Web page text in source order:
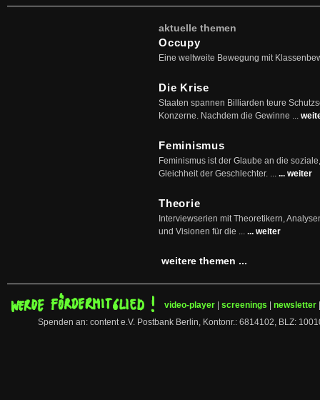
aktuelle themen
Occupy
Eine weltweite Bewegung mit
Die Krise
Staaten spannen Billiarden teure
Konzerne. Nachdem die Gewinne ...
Feminismus
Feminismus ist der Glaube an die
Gleichheit der Geschlechter. ... ... weiter
Theorie
Interviewserien mit Theoretikern,
und Visionen für die ... ... weiter
weitere themen ...
video-player screenings newsletter
Spenden an: content e.V. Postbank Berlin, Kontonr.: 6814102, BLZ: